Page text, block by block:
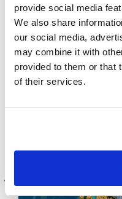
provide social media
We also share
our social media,
may combine it with
provided to them or that
of their services.
don't drive when drunk. Be